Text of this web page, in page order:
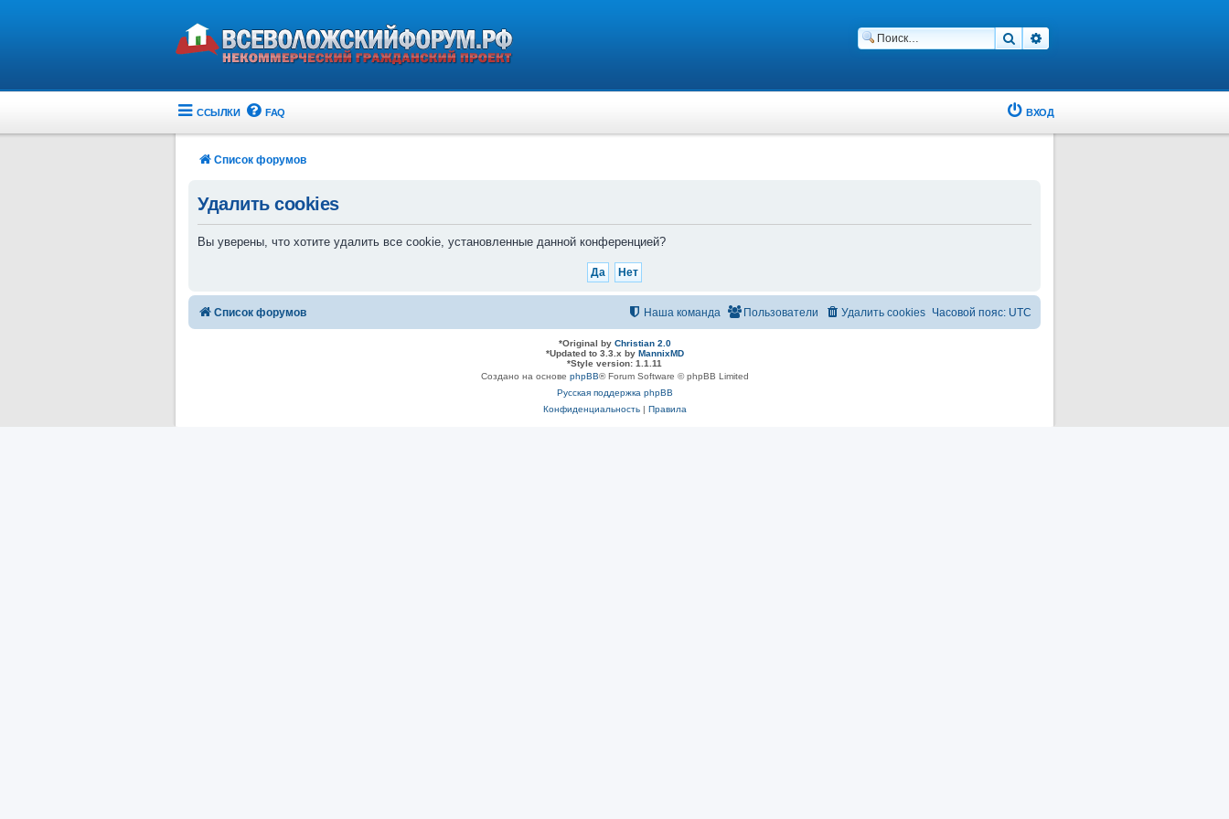
Поиск
ССЫЛКИ FAQ ВХОД
Список форумов
Удалить cookies
Вы уверены, что хотите удалить все cookie, установленные данной конференцией?
Список форумов Часовой пояс: UTC
Удалить cookies
Пользователи
Наша команда
*Original by Christian 2.0
*Updated to 3.3.x by MannixMD
*Style version: 1.1.11
Создано на основе phpBB® Forum Software © phpBB Limited
Русская поддержка phpBB
Конфиденциальность| Правила